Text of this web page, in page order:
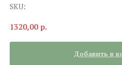
SKU:
1320,00 р.
Добавить в